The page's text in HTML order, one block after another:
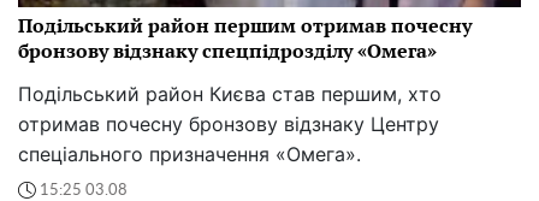
Подільський район першим отримав почесну
бронзову відзнаку спецпідрозділу «Омега»
Подільський район Києва став першим, хто
отримав почесну бронзову відзнаку Центру
спеціального призначення «Омега».
15:25 03.08